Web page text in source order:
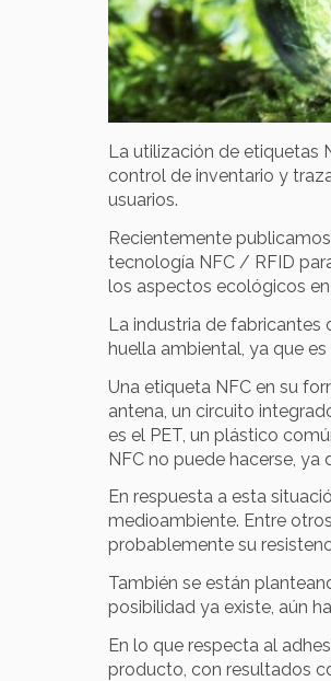
La utilización de etiquetas
control de inventario y
usuarios.
Recientemente
tecnología NFC / RFID
los aspectos ecológicos
La industria de fabricantes
huella ambiental, ya que
Una etiqueta NFC en su
antena, un circuito
es el PET, un plástico
NFC no puede hacerse, ya
En respuesta a esta
medioambiente. Entre
probablemente su
También se están
posibilidad ya existe, aún
En lo que respecta al
producto, con resultados